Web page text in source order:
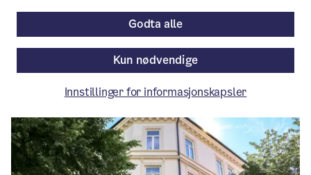
enklere hverdagsliv.
/ Publisert: 29.08.2025
Av Bydel Frogner
Kun nødvendige
Godta alle
Innstillinger for informasjonskapsler